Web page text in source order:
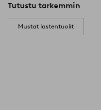
Tutustu tarkemmin
Mustat lastentuolit